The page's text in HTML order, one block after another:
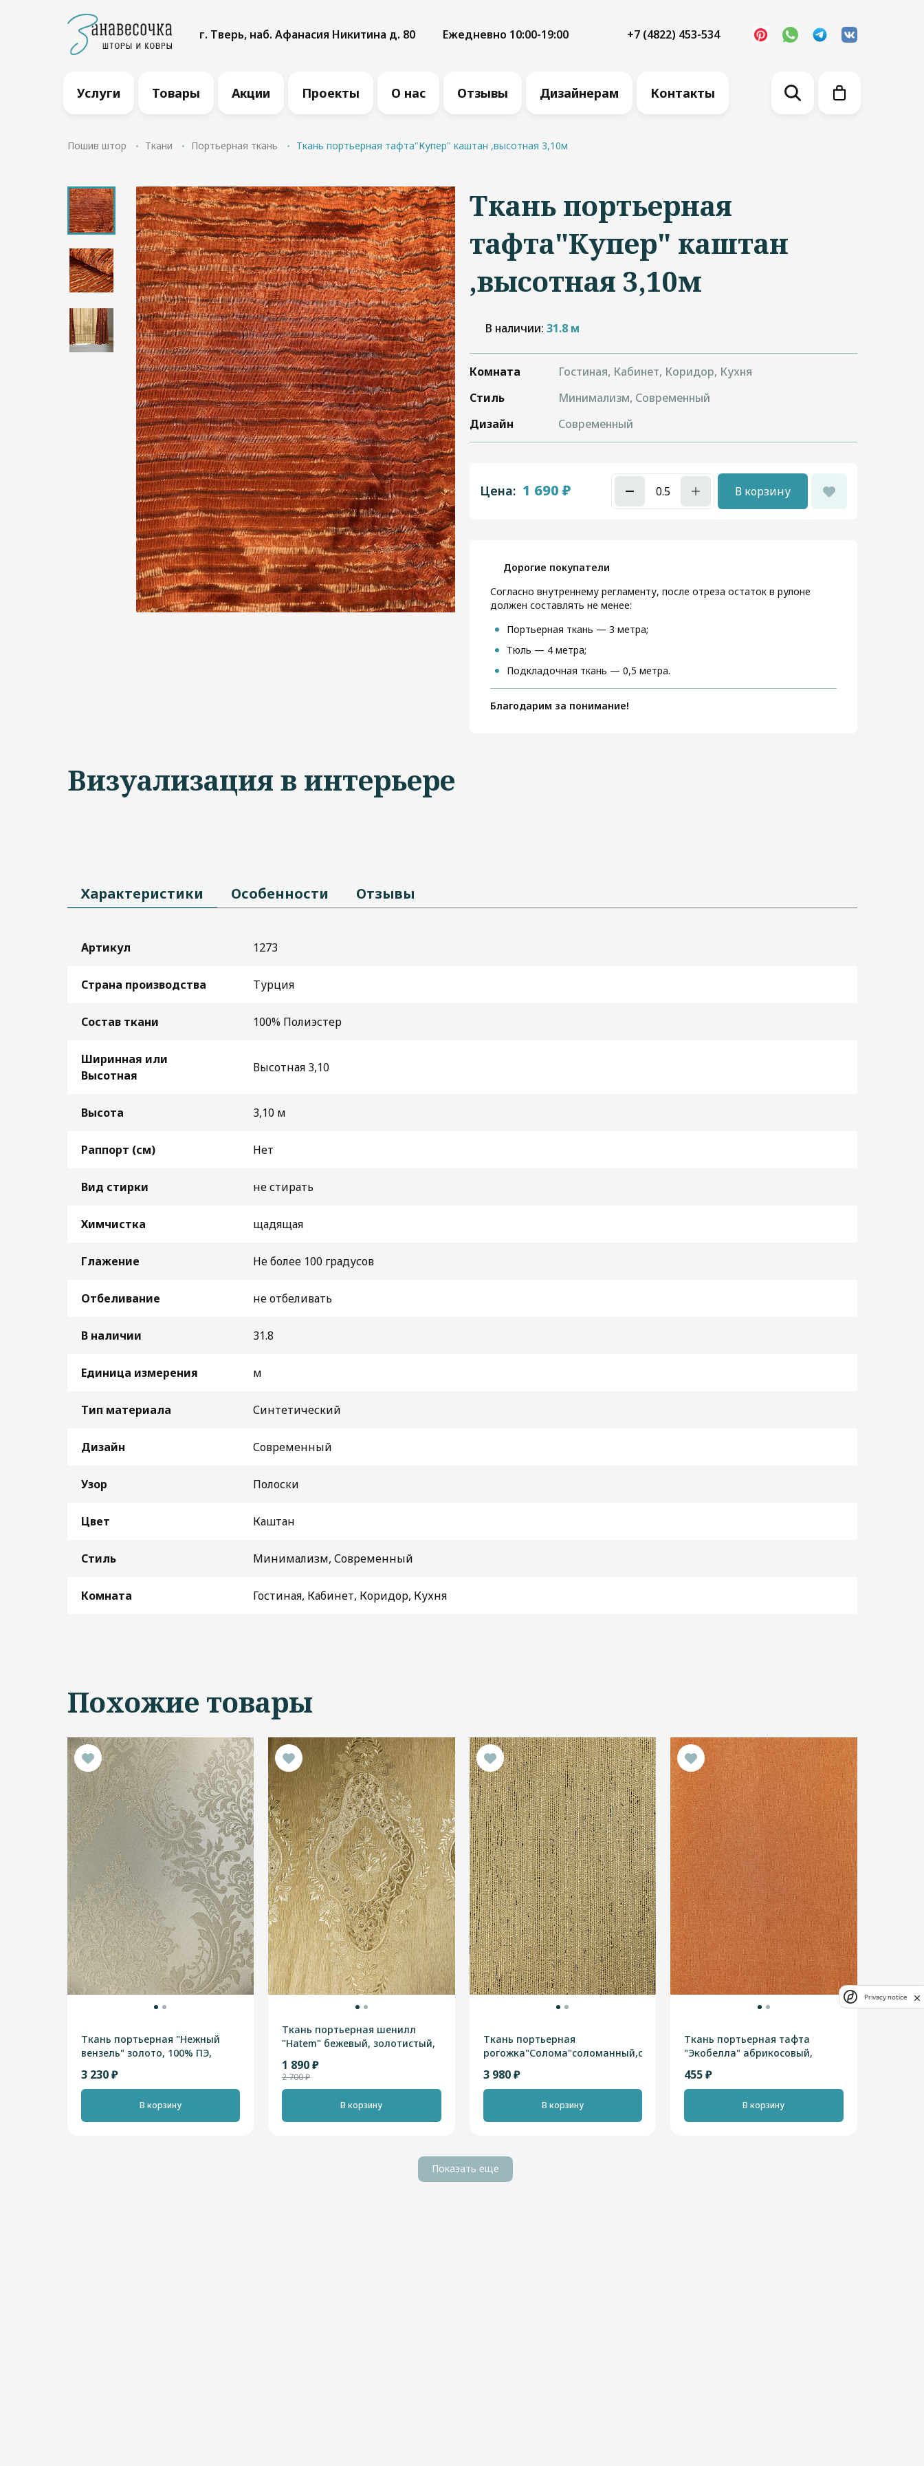
г. Тверь, наб. Афанасия Никитина д. 80 Ежедневно 10:00-19:00 +7 (4822) 453-534
Услуги Товары Акции Проекты О нас Отзывы Дизайнерам Контакты
Пошив штор Ткани Портьерная ткань Ткань портьерная тафта"Купер" каштан ,высотная 3,10м
Ткань портьерная
тафта"Купер" каштан
,высотная 3,10м
В наличии: 31.8 м
Комната
Гостиная, Кабинет, Коридор, Кухня
Стиль
Минимализм, Современный
Дизайн
Современный
Цена: 1 690 ₽ В корзину
Дорогие покупатели
Согласно внутреннему регламенту, после отреза остаток в рулоне
должен составлять не менее:
Портьерная ткань — 3 метра;
Тюль — 4 метра;
Подкладочная ткань — 0,5 метра.
Благодарим за понимание!
Визуализация в интерьере
Характеристики Особенности Отзывы
Артикул 1273
Страна производства Турция
Состав ткани 100% Полиэстер
Ширинная или
Высотная
Высотная 3,10
Высота 3,10 м
Раппорт (см) Нет
Вид стирки не стирать
Химчистка щадящая
Глажение Не более 100 градусов
Отбеливание не отбеливать
В наличии 31.8
Единица измерения м
Тип материала Синтетический
Дизайн Современный
Узор Полоски
Цвет Каштан
Стиль Минимализм, Современный
Комната Гостиная, Кабинет, Коридор, Кухня
Похожие товары
Ткань портьерная "Нежный
вензель" золото, 100% ПЭ,
3 230 ₽
В корзину
Ткань портьерная шенилл
"Hatem" бежевый, золотистый,
1 890 ₽
2 700 ₽
В корзину
Ткань портьерная
рогожка"Солома"соломанный,серый,оливковый,высотная
3 980 ₽
В корзину
Ткань портьерная тафта
"Экобелла" абрикосовый,
455 ₽
В корзину
Показать еще
Privacy notice